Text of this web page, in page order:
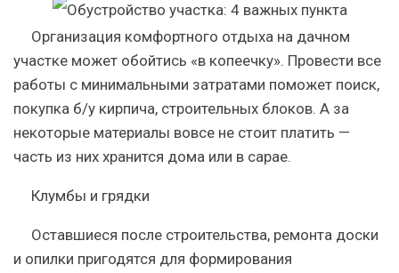
Организация комфортного отдыха на дачном
участке может обойтись «в копеечку». Провести все
работы с минимальными затратами поможет поиск,
покупка б/у кирпича, строительных блоков. А за
некоторые материалы вовсе не стоит платить —
часть из них хранится дома или в сарае.
Клумбы и грядки
Оставшиеся после строительства, ремонта доски
и опилки пригодятся для формирования